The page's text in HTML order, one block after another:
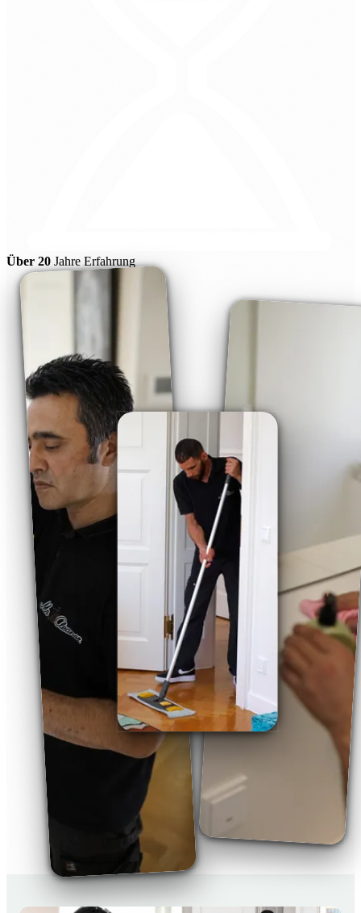
Über 20 Jahre Erfahrung